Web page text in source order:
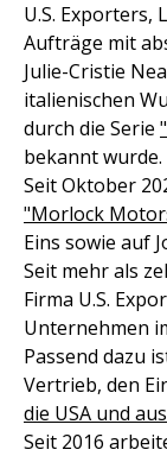
U.S. Exporters,
Aufträge mit
Julie-Cristie
italienischen
durch die Serie
bekannt wurde.
Seit Oktober
"Morlock
Eins sowie auf
Seit mehr als
Firma U.S.
Unternehmen
Passend dazu
Vertrieb, den
die USA und
Seit 2016